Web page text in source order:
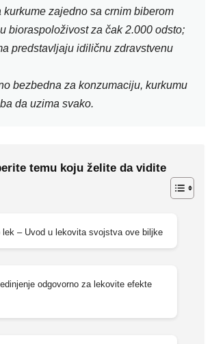
zajedno sa crnim biberom
bioraspoloživost za čak 2.000 odsto;
predstavljaju idiličnu zdravstvenu
bezbedna za konzumaciju, kurkumu
da uzima svako.
temu koju želite da vidite
lek – Uvod u lekovita svojstva ove biljke
odgovorno za lekovite efekte